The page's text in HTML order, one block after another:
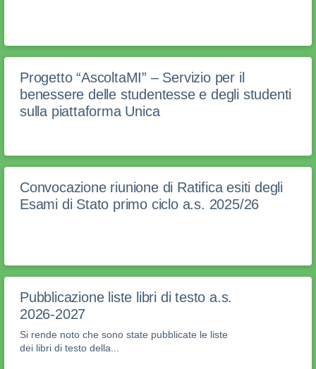
Progetto “AscoltaMI” – Servizio per il
benessere delle studentesse e degli studenti
sulla piattaforma Unica
Convocazione riunione di Ratifica esiti degli
Esami di Stato primo ciclo a.s. 2025/26
Pubblicazione liste libri di testo a.s.
2026-2027
Si rende noto che sono state pubblicate le liste
dei libri di testo della...